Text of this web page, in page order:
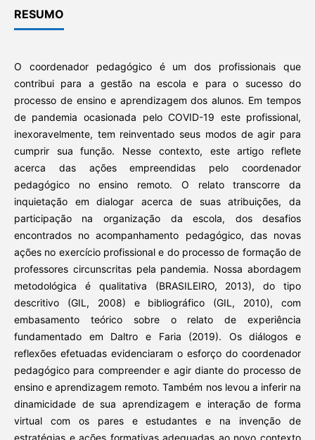
RESUMO
O coordenador pedagógico é um dos profissionais que
contribui para a gestão na escola e para o sucesso do
processo de ensino e aprendizagem dos alunos. Em tempos
de pandemia ocasionada pelo COVID-19 este profissional,
inexoravelmente, tem reinventado seus modos de agir para
cumprir sua função. Nesse contexto, este artigo reflete
acerca das ações empreendidas pelo coordenador
pedagógico no ensino remoto. O relato transcorre da
inquietação em dialogar acerca de suas atribuições, da
participação na organização da escola, dos desafios
encontrados no acompanhamento pedagógico, das novas
ações no exercício profissional e do processo de formação de
professores circunscritas pela pandemia. Nossa abordagem
metodológica é qualitativa (BRASILEIRO, 2013), do tipo
descritivo (GIL, 2008) e bibliográfico (GIL, 2010), com
embasamento teórico sobre o relato de experiência
fundamentado em Daltro e Faria (2019). Os diálogos e
reflexões efetuadas evidenciaram o esforço do coordenador
pedagógico para compreender e agir diante do processo de
ensino e aprendizagem remoto. Também nos levou a inferir na
dinamicidade de sua aprendizagem e interação de forma
virtual com os pares e estudantes e na invenção de